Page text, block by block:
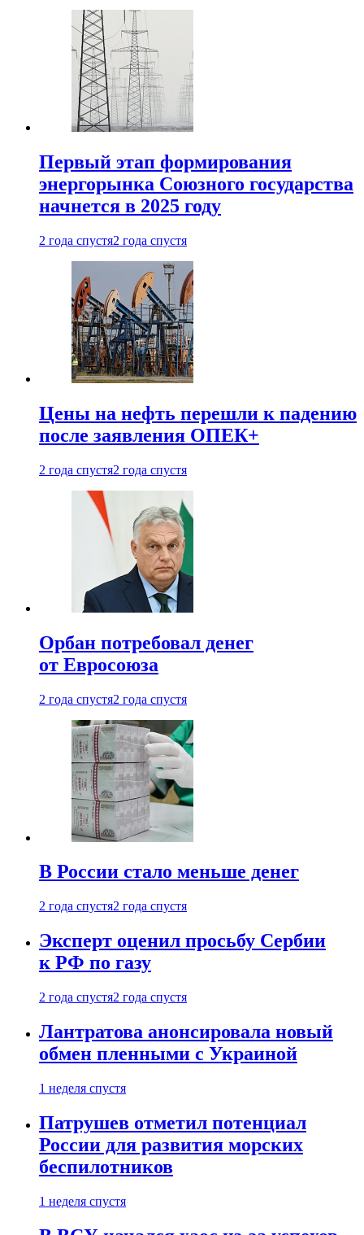
Первый этап формирования
энергорынка Союзного государства
начнется в 2025 году
2 года спустя2 года спустя
Цены на нефть перешли к падению
после заявления ОПЕК+
2 года спустя2 года спустя
Орбан потребовал денег
от Евросоюза
2 года спустя2 года спустя
В России стало меньше денег
2 года спустя2 года спустя
Эксперт оценил просьбу Сербии
к РФ по газу
2 года спустя2 года спустя
Лантратова анонсировала новый
обмен пленными с Украиной
1 неделя спустя
Патрушев отметил потенциал
России для развития морских
беспилотников
1 неделя спустя